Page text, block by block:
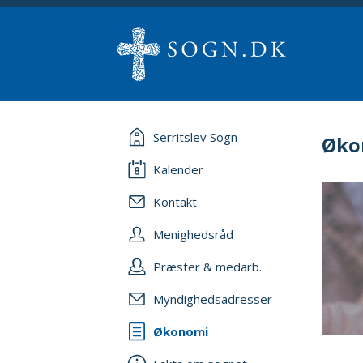
Serritslev Sogn
Kalender
Kontakt
Menighedsråd
Præster & medarb.
Myndighedsadresser
Økonomi